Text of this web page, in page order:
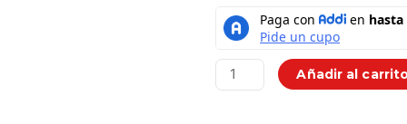
Reloj
Control
Remoto
Añadir al